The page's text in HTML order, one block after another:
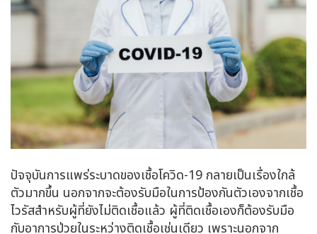
ปัจจุบันการแพร่ระบาดของเชื้อโควิด-19 กลายเป็นเรื่องใกล้
ตัวมากขึ้น นอกจากจะต้องรับมือในการป้องกันตัวเองจากเชื้อ
ไวรัสสำหรับผู้ที่ยังไม่ติดเชื้อแล้ว ผู้ที่ติดเชื้อเองก็ต้องรับมือ
กับอาการป่วยในระหว่างติดเชื้อเช่นเดียว เพราะนอกจาก